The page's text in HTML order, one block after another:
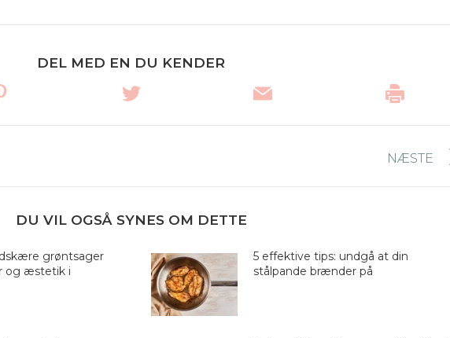
DEL MED EN DU KENDER
NÆSTE
nyhed:
DU VIL OGSÅ SYNES OM DETTE
grøntsager
og æstetik i
5 effektive tips: undgå at din
stålpande brænder på